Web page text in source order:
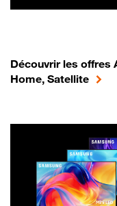
Découvrir les offres
Home, Satellite